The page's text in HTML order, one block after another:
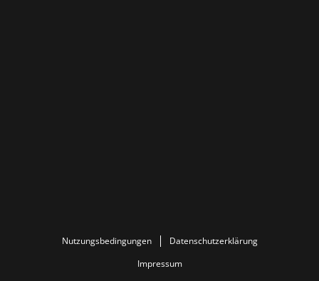
Nutzungsbedingungen
Datenschutzerklärung
Impressum